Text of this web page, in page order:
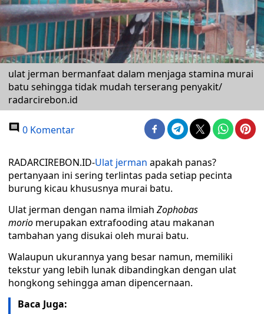
ulat jerman bermanfaat dalam menjaga stamina murai
batu sehingga tidak mudah terserang penyakit/
radarcirebon.id
0 Komentar
RADARCIREBON.ID-Ulat jerman apakah panas?
pertanyaan ini sering terlintas pada setiap pecinta
burung kicau khususnya murai batu.
Ulat jerman dengan nama ilmiah Zophobas
morio merupakan extrafooding atau makanan
tambahan yang disukai oleh murai batu.
Walaupun ukurannya yang besar namun, memiliki
tekstur yang lebih lunak dibandingkan dengan ulat
hongkong sehingga aman dipencernaan.
Baca Juga: